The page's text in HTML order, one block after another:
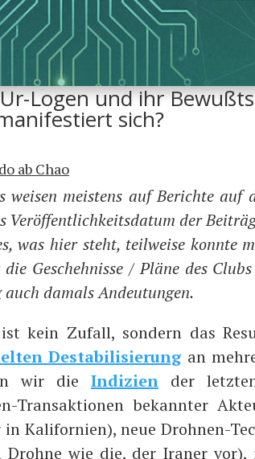
Logen und ihr
sich?
ab Chao
wei­sen meis­tens auf Berich­te auf
Ver­öf­fent­lich­keits­da­tum der
was hier steht, teil­wei­se konn­te
Gescheh­nis­se / Plä­ne des
damals Andeutungen.
kein Zufall, son­dern das
Desta­bi­li­sie­rung an
wir die Indi­zi­en der
Trans­ak­tio­nen bekann­ter
Kali­for­ni­en), neue Droh­nen-
Droh­ne wie die, der Ira­ner vor),